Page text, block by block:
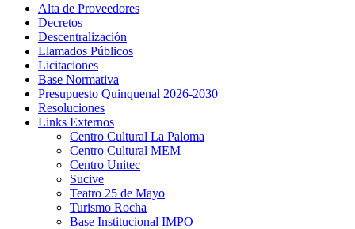
Alta de Proveedores
Decretos
Descentralización
Llamados Públicos
Licitaciones
Base Normativa
Presupuesto Quinquenal 2026-2030
Resoluciones
Links Externos
Centro Cultural La Paloma
Centro Cultural MEM
Centro Unitec
Sucive
Teatro 25 de Mayo
Turismo Rocha
Base Institucional IMPO